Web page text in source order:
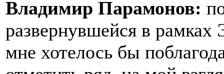
Владимир Парамонов:
развернувшейся в рамках
мне хотелось бы